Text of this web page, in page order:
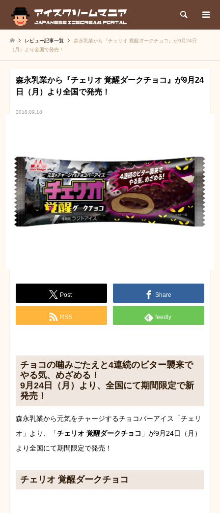
検索
レビュー記事一覧
森永乳業から『チェリオ 覚醒ダークチョコ』が9月24日
（月）より全国で発売！
森永乳業から『チェリオ 覚醒ダークチョコ』が9月24
日（月）より全国で発売！
2018.09.18
Post Share
RSS feedly
チョコの噛みごたえと4連続のビター襲来で
やる気、めざめる！
9月24日（月）より、全国にて期間限定で新
発売！
森永乳業から元気をチャージするチョコバーアイス「チェリ
オ」より、「チェリオ 覚醒ダークチョコ 」が9月24日（月）
より全国にて期間限定で発売！
チェリオ 覚醒ダークチョコ